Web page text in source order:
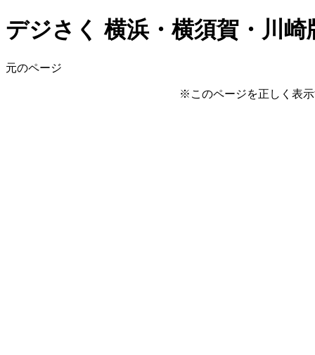
デジさく 横浜・横須賀・川崎
元のページ
※このページを正しく表示